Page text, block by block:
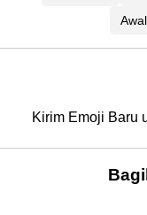
Awal
Kirim Emoji Baru